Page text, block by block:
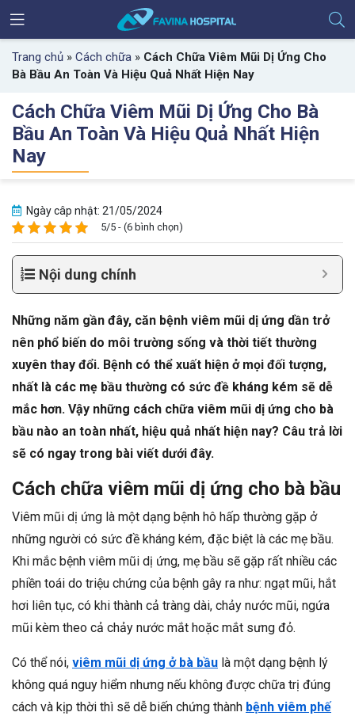
Trang chủ » Cách chữa » Cách Chữa Viêm Mũi Dị Ứng Cho
Bà Bầu An Toàn Và Hiệu Quả Nhất Hiện Nay
Cách Chữa Viêm Mũi Dị Ứng Cho Bà
Bầu An Toàn Và Hiệu Quả Nhất Hiện
Nay
Ngày câp nhật: 21/05/2024
5/5 - (6 bình chọn)
Nội dung chính
Những năm gần đây, căn bệnh viêm mũi dị ứng dần trở
nên phổ biến do môi trường sống và thời tiết thường
xuyên thay đổi. Bệnh có thể xuất hiện ở mọi đối tượng,
nhất là các mẹ bầu thường có sức đề kháng kém sẽ dễ
mắc hơn. Vậy những cách chữa viêm mũi dị ứng cho bà
bầu nào an toàn nhất, hiệu quả nhất hiện nay? Câu trả lời
sẽ có ngay trong bài viết dưới đây.
Cách chữa viêm mũi dị ứng cho bà bầu
Viêm mũi dị ứng là một dạng bệnh hô hấp thường gặp ở
những người có sức đề kháng kém, đặc biệt là các mẹ bầu.
Khi mắc bệnh viêm mũi dị ứng, mẹ bầu sẽ gặp rất nhiều các
phiền toái do triệu chứng của bệnh gây ra như: ngạt mũi, hắt
hơi liên tục, có khi thành cả tràng dài, chảy nước mũi, ngứa
mũi kèm theo cả chảy nước mắt hoặc mắt sưng đỏ.
Có thể nói, viêm mũi dị ứng ở bà bầu là một dạng bệnh lý
không quá nguy hiểm nhưng nếu không được chữa trị đúng
cách và kịp thời thì sẽ dễ biến chứng thành bệnh viêm phế